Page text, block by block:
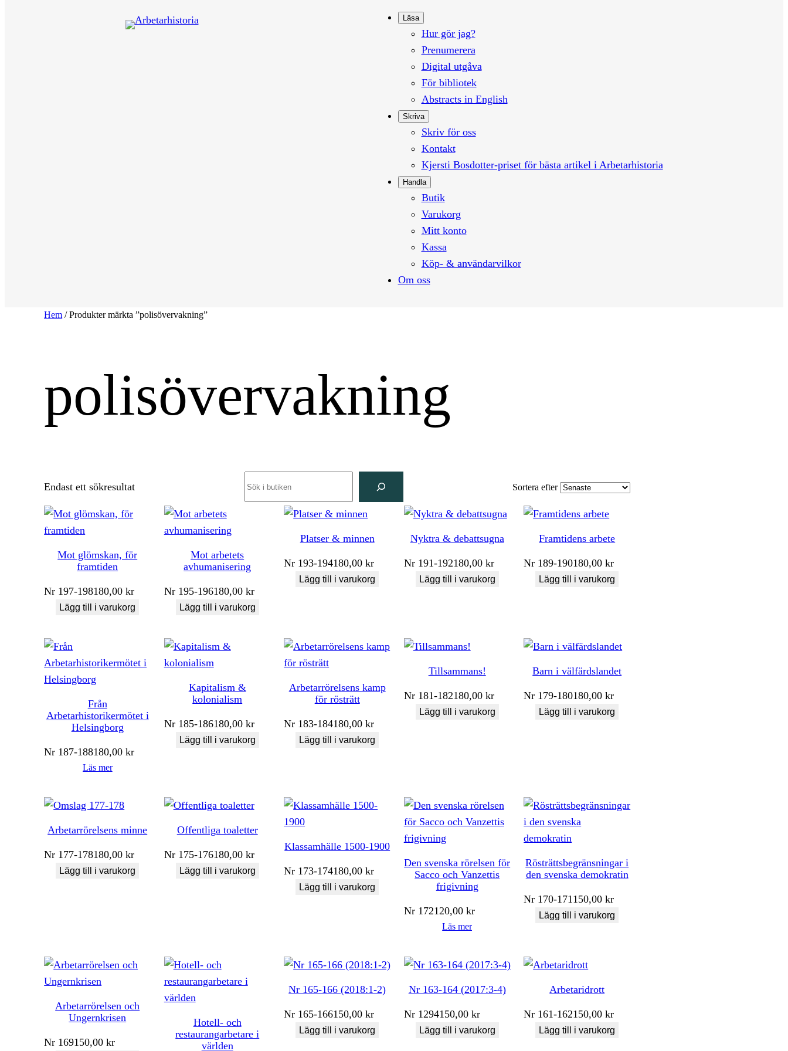
Läsa
Hur gör jag?
Prenumerera
Digital utgåva
För bibliotek
Abstracts in English
Skriva
Skriv för oss
Kontakt
Kjersti Bosdotter-priset för bästa artikel i Arbetarhistoria
Handla
Butik
Varukorg
Mitt konto
Kassa
Köp- & användarvilkor
Om oss
Hem / Produkter märkta ”polisövervakning”
polisövervakning
Endast ett sökresultat Sortera efter
Mot glömskan, för
framtiden
Nr 197-198180,00kr
Lägg till i varukorg
Mot arbetets
avhumanisering
Nr 195-196180,00 kr
Lägg till i varukorg
Platser & minnen
Nr 193-194180,00kr
Lägg till i varukorg
Nyktra & debattsugna
Nr 191-192180,00 kr
Lägg till i varukorg
Framtidens arbete
Nr 189-190180,00kr
Lägg till i varukorg
Från
Arbetarhistorikermötet i
Helsingborg
Nr 187-188180,00kr
Läs mer
Kapitalism &
kolonialism
Nr 185-186180,00 kr
Lägg till i varukorg
Arbetarrörelsens kamp
för rösträtt
Nr 183-184180,00kr
Lägg till i varukorg
Tillsammans!
Nr 181-182180,00 kr
Lägg till i varukorg
Barn i välfärdslandet
Nr 179-180180,00kr
Lägg till i varukorg
Arbetarrörelsens minne
Nr 177-178180,00kr
Lägg till i varukorg
Offentliga toaletter
Nr 175-176180,00 kr
Lägg till i varukorg
Klassamhälle 1500-1900
Nr 173-174180,00kr
Lägg till i varukorg
Den svenska rörelsen för
Sacco och Vanzettis
frigivning
Nr 172120,00 kr
Läs mer
Rösträttsbegränsningar i
den svenska demokratin
Nr 170-171150,00kr
Lägg till i varukorg
Arbetarrörelsen och
Ungernkrisen
Nr 169150,00kr
Hotell- och
restaurangarbetare i
världen
Nr 165-166 (2018:1-2)
Nr 165-166150,00kr
Lägg till i varukorg
Nr 163-164 (2017:3-4)
Nr 1294150,00 kr
Lägg till i varukorg
Arbetaridrott
Nr 161-162150,00kr
Lägg till i varukorg